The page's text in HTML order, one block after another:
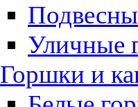
Уличные
Горшки и